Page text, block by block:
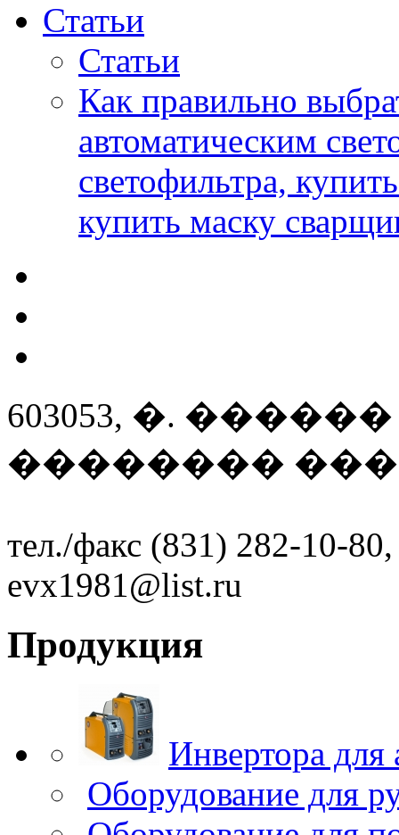
Статьи
Статьи
Как правильно
автоматическим
светофильтра,
купить маску
603053, �.
��������
тел./факс (831) 282-10-
evx1981@list.ru
Продукция
Инвертора для
Оборудование для